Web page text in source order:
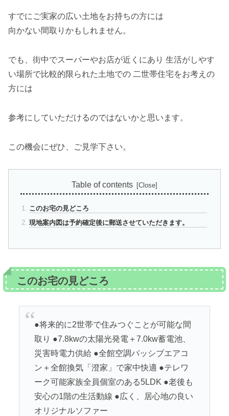
すでにご実家の広い土地をお持ちの方には
向かない間取りかもしれません。
でも、街中でスーパーやお店が近くにあり 生活がしやす
い場所で比較的限られた土地での 二世帯住宅をお考えの
方には
参考にしていただけるのではないかと思います。
この機会にぜひ、ご見学下さい。
Table of contents
このお宅の見どころ
現地案内図は予約確定後に郵送させていただきます。
このお宅の見どころ
●将来的に2世帯で住みつぐことが可能な間
取り ●7.8kwの太陽光発電＋7.0kw蓄電池、
災害時電力供給 ●全館空調パッシブエアコ
ン＋全館換気「澄家」で家中快適 ●テレワ
ーク可能家族全員個室のある5LDK ●老後も
安心の1階の生活動線 ●広く、居心地の良い
オリジナルソファー